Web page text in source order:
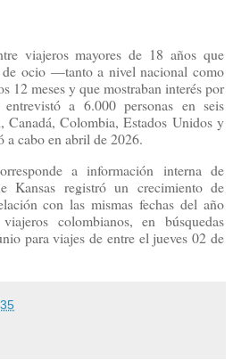
viajeros mayores de 18 años que
ocio —tanto a nivel nacional como
meses y que mostraban interés por
a 6.000 personas en seis
Canadá, Colombia, Estados Unidos y
a cabo en abril de 2026.
a información interna de
Kansas registró un crecimiento de
con las mismas fechas del año
colombianos, en búsquedas
para viajes de entre el jueves 02 de